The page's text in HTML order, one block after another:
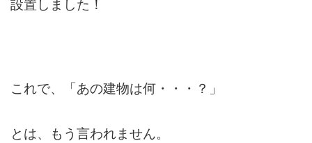
これで、「あの建物は何・・・？」
とは、もう言われません。